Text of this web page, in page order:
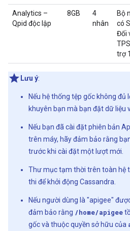
Analytics –
Qpid độc lập
8GB
4
nhân
Bộ
có
Đối
trợ
Lưu ý:
Nếu hệ thống tệp gốc không đủ
khuyên bạn mà bạn đặt dữ liệu
Nếu bạn đã cài đặt phiên bản
trên máy, hãy đảm bảo rằng
trước khi cài đặt một lượt mới.
Thư mục tạm thời trên toàn hệ
thi để khởi động Cassandra.
Nếu người dùng là "apigee"
đảm bảo rằng /home/apigee
gốc và thuộc quyền sở hữu của